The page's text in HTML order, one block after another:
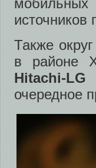
источников
Также
в районе
Hitachi-LG
очередное